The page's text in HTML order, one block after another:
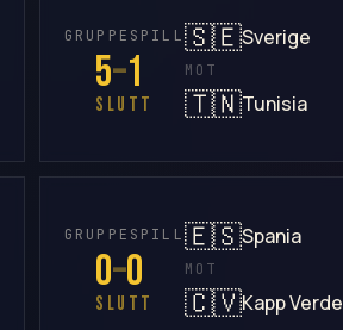
GRUPPESPILL
5–1
SLUTT
🇸🇪Sverige
MOT
🇹🇳Tunisia
GRUPPESPILL
0–0
SLUTT
🇪🇸Spania
MOT
🇨🇻Kapp Verde